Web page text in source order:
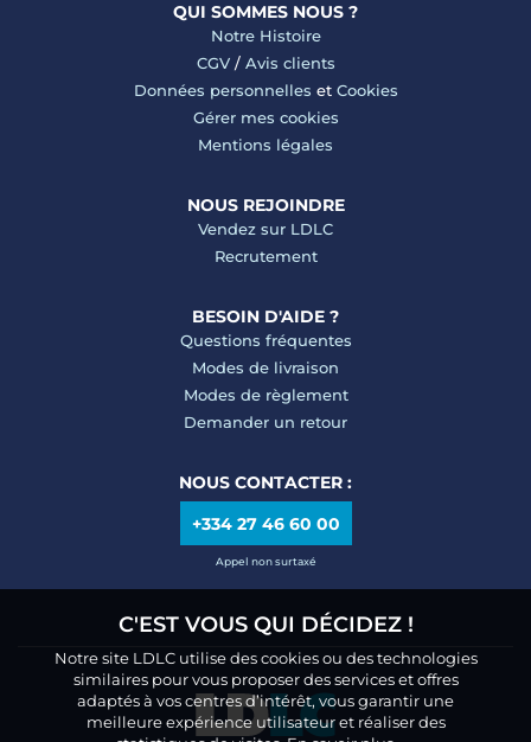
QUI SOMMES NOUS ?
Notre Histoire
CGV/ Avis clients
Données personnelles et Cookies
Gérer mes cookies
Mentions légales
NOUS REJOINDRE
Vendez sur LDLC
Recrutement
BESOIN D'AIDE ?
Questions fréquentes
Modes de livraison
Modes de règlement
Demander un retour
NOUS CONTACTER :
+334 27 46 60 00
Appel non surtaxé
C'EST VOUS QUI DÉCIDEZ !
Notre site LDLC utilise des cookies ou des technologies
similaires pour vous proposer des services et offres
adaptés à vos centres d’intérêt, vous garantir une
meilleure expérience utilisateur et réaliser des